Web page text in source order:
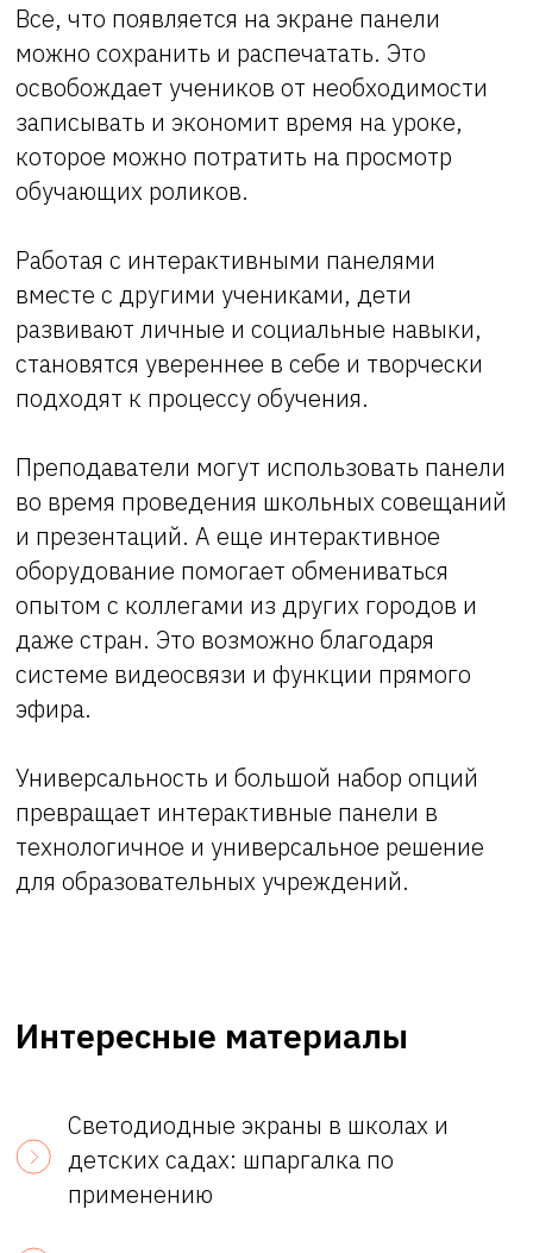
Все, что появляется на экране панели
можно сохранить и распечатать. Это
освобождает учеников от необходимости
записывать и экономит время на уроке,
которое можно потратить на просмотр
обучающих роликов.
Работая с интерактивными панелями
вместе с другими учениками, дети
развивают личные и социальные навыки,
становятся увереннее в себе и творчески
подходят к процессу обучения.
Преподаватели могут использовать панели
во время проведения школьных совещаний
и презентаций. А еще интерактивное
оборудование помогает обмениваться
опытом с коллегами из других городов и
даже стран. Это возможно благодаря
системе видеосвязи и функции прямого
эфира.
Универсальность и большой набор опций
превращает интерактивные панели в
технологичное и универсальное решение
для образовательных учреждений.
Интересные материалы
Светодиодные экраны в школах и
детских садах: шпаргалка по
применению